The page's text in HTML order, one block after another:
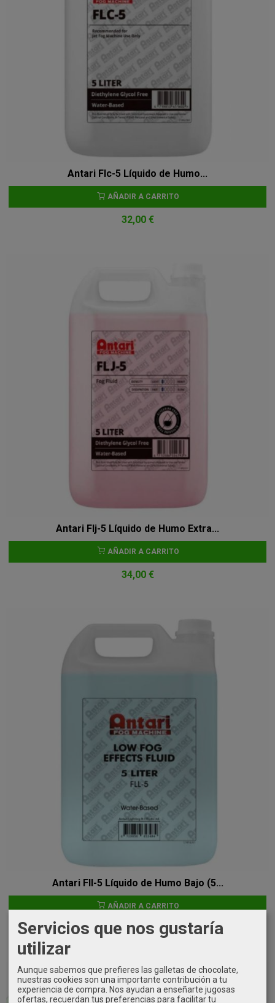
Antari Flc-5 Líquido de Humo...
AÑADIR A CARRITO
32,00 €
Antari Flj-5 Líquido de Humo Extra...
AÑADIR A CARRITO
34,00 €
Antari Fll-5 Líquido de Humo Bajo (5...
AÑADIR A CARRITO
35,00 €
Agotado
Servicios que nos gustaría
utilizar
Aunque sabemos que prefieres las galletas de chocolate,
nuestras cookies son una importante contribución a tu
experiencia de compra. Nos ayudan a enseñarte jugosas
ofertas, recuerdan tus preferencias para facilitar tu